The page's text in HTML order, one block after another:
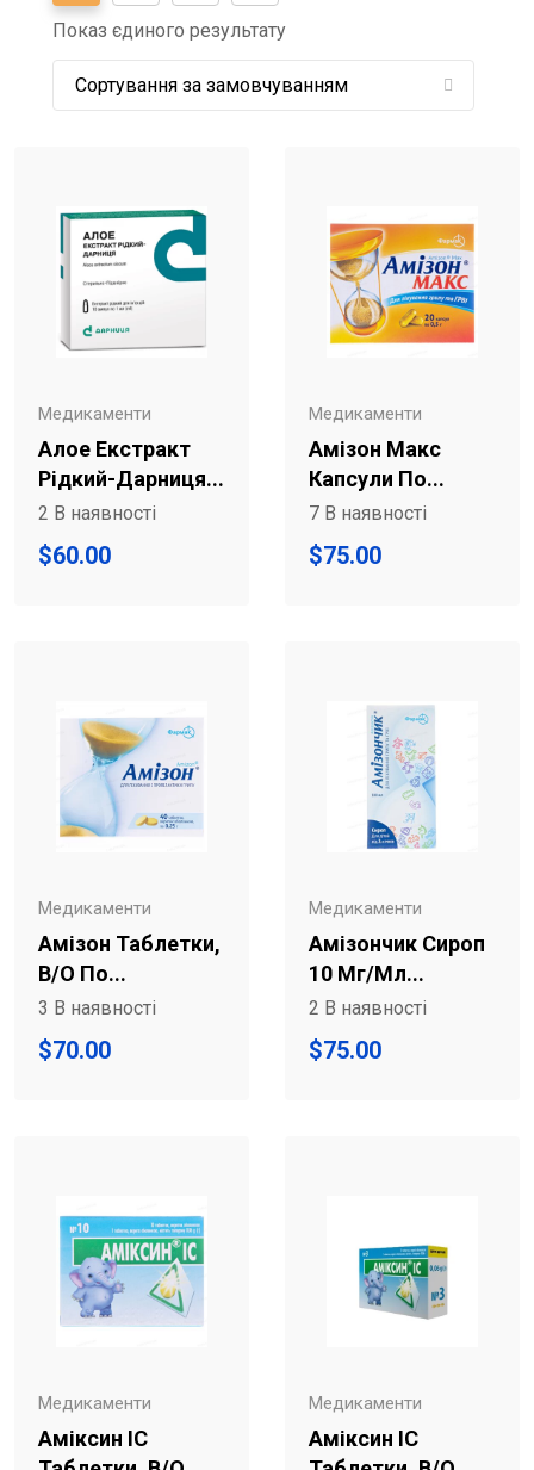
Показ єдиного результату
Медикаменти
Алое Екстракт
Рідкий-Дарниця...
2 В наявності
$60.00
Медикаменти
Амізон Макс
Капсули По...
7 В наявності
$75.00
Медикаменти
Амізон Таблетки,
В/о По...
3 В наявності
$70.00
Медикаменти
Амізончик Сироп
10 Мг/мл...
2 В наявності
$75.00
Медикаменти
Аміксин IC
Медикаменти
Аміксин IC